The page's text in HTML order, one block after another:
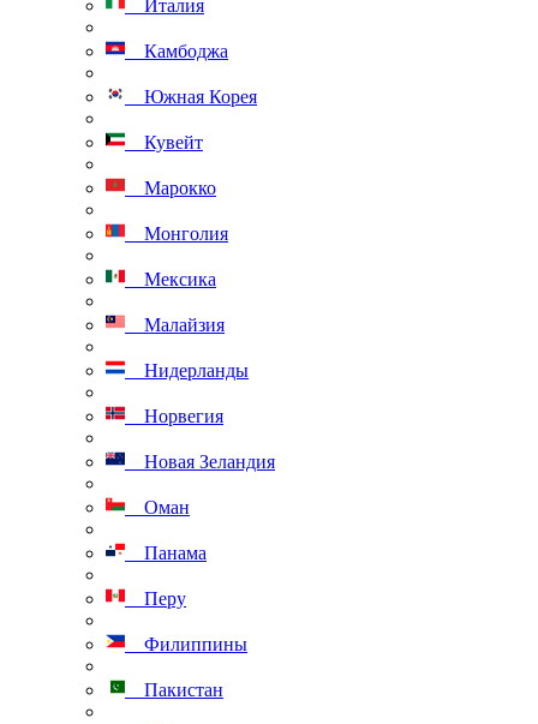
Италия
Камбоджа
Южная Корея
Кувейт
Марокко
Монголия
Мексика
Малайзия
Нидерланды
Норвегия
Новая Зеландия
Оман
Панама
Перу
Филиппины
Пакистан